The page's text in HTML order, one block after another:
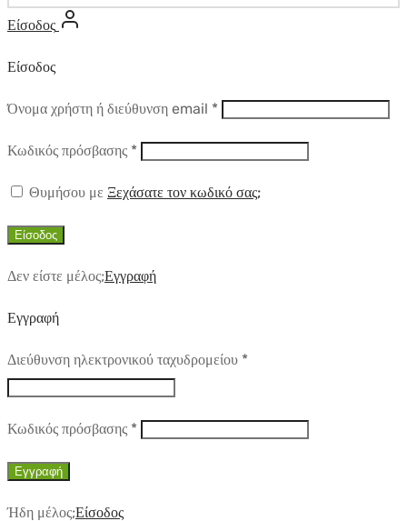
Είσοδος
Είσοδος
Όνομα χρήστη ή διεύθυνση email *Απαιτούμενο
Κωδικός πρόσβασης *Απαιτούμενο
Θυμήσου με Ξεχάσατε τον κωδικό σας;
Είσοδος
Δεν είστε μέλος;Εγγραφή
Εγγραφή
Διεύθυνση ηλεκτρονικού ταχυδρομείου *Απαιτούμενο
Κωδικός πρόσβασης *Απαιτούμενο
Εγγραφή
Ήδη μέλος;Είσοδος